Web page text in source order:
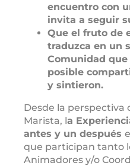
encuentro con
invita a seguir
Que el fruto de
traduzca en un
Comunidad que
posible
y sintieron.
Desde la perspectiva
Marista, la
antes y un después
que participan tanto
Animadores y/o